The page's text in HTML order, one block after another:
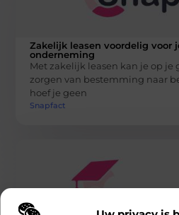
Zakelijk leasen voordelig voor
onderneming
Met zakelijk leasen kan je op je
zorgen van bestemming naar
hoef je geen
Snapfact